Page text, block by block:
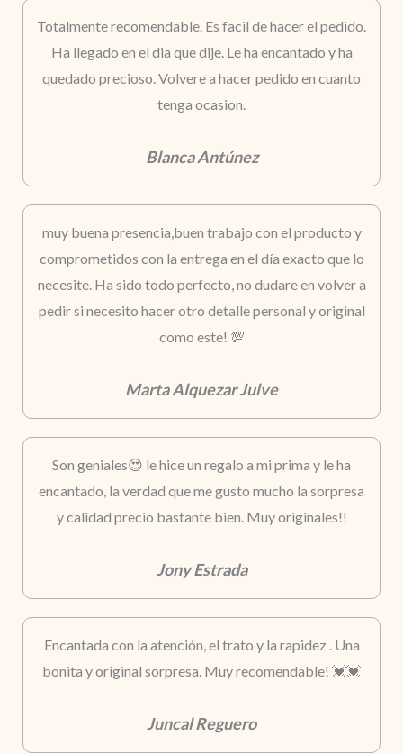
Totalmente recomendable. Es facil de hacer el pedido.
Ha llegado en el dia que dije. Le ha encantado y ha
quedado precioso. Volvere a hacer pedido en cuanto
tenga ocasion.
Blanca Antúnez
muy buena presencia,buen trabajo con el producto y
comprometidos con la entrega en el día exacto que lo
necesite. Ha sido todo perfecto, no dudare en volver a
pedir si necesito hacer otro detalle personal y original
como este! 💯
Marta Alquezar Julve
Son geniales😍 le hice un regalo a mi prima y le ha
encantado, la verdad que me gusto mucho la sorpresa
y calidad precio bastante bien. Muy originales!!
Jony Estrada
Encantada con la atención, el trato y la rapidez . Una
bonita y original sorpresa. Muy recomendable! 💓💓
Juncal Reguero